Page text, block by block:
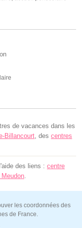
de vacances dans les
Billancourt, des centres
des liens : centre
.
les coordonnées des
de France.